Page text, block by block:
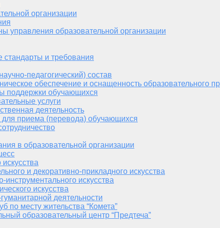
организации
управления образовательной организации
стандарты и требования
педагогический) состав
обеспечение и оснащенность образовательного
поддержки обучающихся
услуги
деятельность
для приема (перевода) обучающихся
в образовательной организации
и декоративно-прикладного искусства
инструментального искусства
искусства
деятельности
по месту жительства “Комета”
образовательный центр “Предтеча”